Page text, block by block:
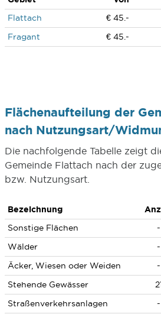
Flattach
€ 45.-
Fragant
€ 45.-
Flächenaufteilung der
nach Nutzungsart/
Die nachfolgende Tabelle zeigt
Gemeinde Flattach nach der
bzw. Nutzungsart.
Bezeichnung
Sonstige Flächen
-
Wälder
-
Äcker, Wiesen oder Weiden
-
Stehende Gewässer
Straßenverkehrsanlagen
-